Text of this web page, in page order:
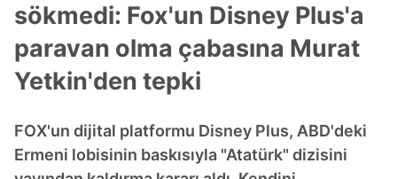
sökmedi: Fox'un Disney Plus'a
paravan olma çabasına Murat
Yetkin'den tepki
FOX'un dijital platformu Disney Plus, ABD'deki
Ermeni lobisinin baskısıyla "Atatürk" dizisini